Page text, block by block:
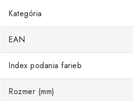
Kategória
EAN
Index podania farieb
Rozmer (mm)